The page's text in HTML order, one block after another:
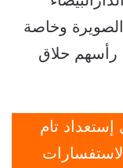
وخاصة
رأسهم حلاق
إستعداد تام